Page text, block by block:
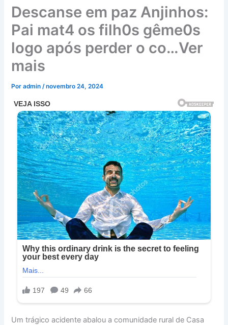
Descanse em paz Anjinhos:
Pai mat4 os filh0s gême0s
logo após perder o co…Ver
mais
Poradmin/novembro 24, 2024
Um trágico acidente abalou a comunidade rural de Casa